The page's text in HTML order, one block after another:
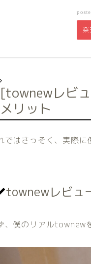
[townewレビ
メリット
ではさっそく、実際に
townewレビ
、僕のリアルtownew